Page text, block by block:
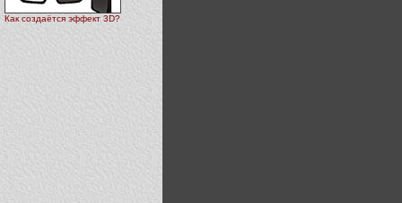
Как создаётся эффект 3D?